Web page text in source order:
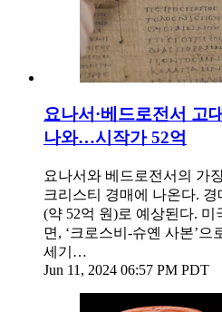
요나서·베드로전서 고
나와…시작가 52억
요나서와 베드로전서의 가
크리스티 경매에 나온다.
(약 52억 원)로 예상된다.
면, ‘크로스비-슈옌 사본’
세기…
Jun 11, 2024 06:57 PM PDT